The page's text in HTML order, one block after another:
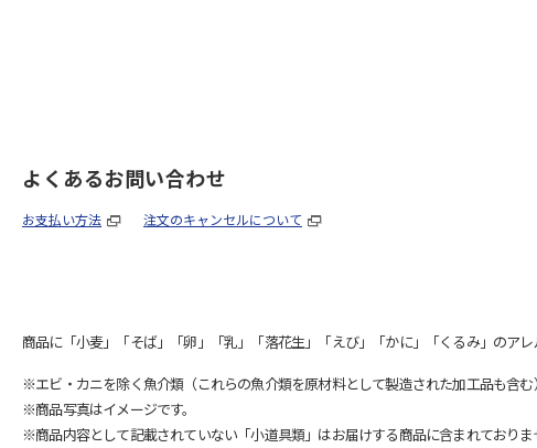
よくあるお問い合わせ
お支払い方法 注文のキャンセルについて
商品に「小麦」「そば」「卵」「乳」「落花生」「えび」「かに」「くるみ」のア
※エビ・カニを除く魚介類（これらの魚介類を原材料として製造された加工品も含
※商品写真はイメージです。
※商品内容として記載されていない「小道具類」はお届けする商品に含まれておりま